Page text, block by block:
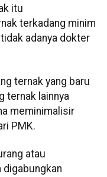
itu
terkadang minim
adanya dokter
ternak yang baru
ternak lainnya
meminimalisir
PMK.
atau
digabungkan